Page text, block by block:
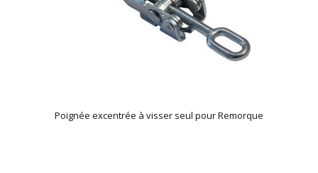
Poignée excentrée à visser seul pour Remorque